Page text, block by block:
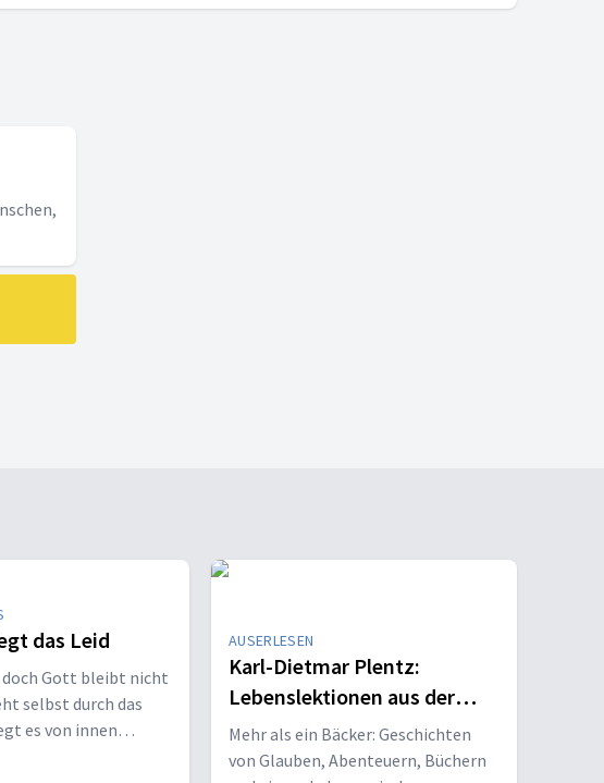
das Leid
doch Gott bleibt nicht
selbst durch das
es von innen
AUSERLESEN
Karl-Dietmar Plentz:
Lebenslektionen aus der
Backstube
Mehr als ein Bäcker: Geschichten
von Glauben, Abenteuern, Büchern